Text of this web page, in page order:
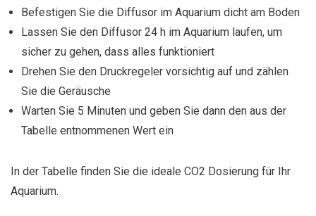
Befestigen Sie die Diffusor im Aquarium dicht am Boden
Lassen Sie den Diffusor 24 h im Aquarium laufen, um
sicher zu gehen, dass alles funktioniert
Drehen Sie den Druckregeler vorsichtig auf und zählen
Sie die Geräusche
Warten Sie 5 Minuten und geben Sie dann den aus der
Tabelle entnommenen Wert ein
In der Tabelle finden Sie die ideale CO2 Dosierung für Ihr
Aquarium.